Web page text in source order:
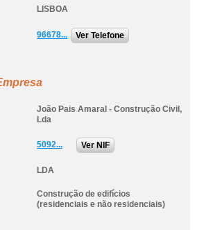
LISBOA
96678... Ver Telefone
João Pais Amaral - Construção Civil,
Lda
5092... Ver NIF
LDA
Construção de edifícios
(residenciais e não residenciais)